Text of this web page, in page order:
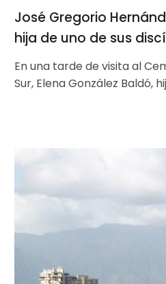
José Gregorio
hija de uno de sus
En una tarde de visita al
Sur, Elena González Baldó,
un